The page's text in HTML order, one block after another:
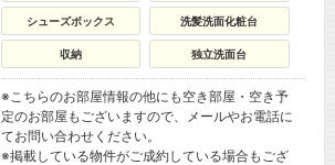
シューズボックス 洗髪洗面化粧台
収納 独立洗面台
※こちらのお部屋情報の他にも空き部屋・空き予
定のお部屋もございますので、メールやお電話に
てお問い合わせください。
※掲載している物件がご成約している場合もござ